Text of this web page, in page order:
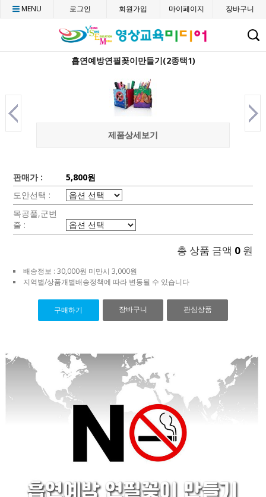
CMENU 로그인 회원가입 마이페이지 장바구니
흡연예방연필꽂이만들기(2종택1)
제품상세보기
판매가 :
5,800원
도안선택 :
목공풀,군번
줄 :
총 상품 금액 0 원
배송정보 : 30,000원 미만시 3,000원
지역별/상품개별배송정책에 따라 변동될 수 있습니다
구매하기 장바구니 관심상품